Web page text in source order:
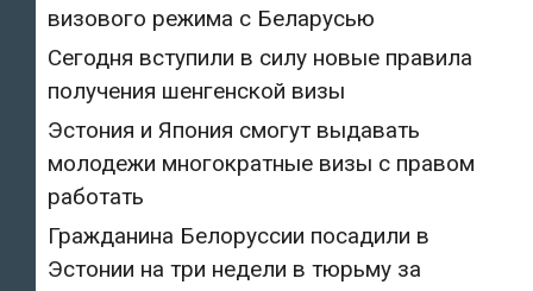
визового режима с Беларусью
Сегодня вступили в силу новые правила
получения шенгенской визы
Эстония и Япония смогут выдавать
молодежи многократные визы с правом
работать
Гражданина Белоруссии посадили в
Эстонии на три недели в тюрьму за